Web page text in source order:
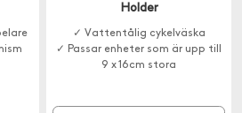
Holder
✓ Vattentålig cykelväska
✓ Passar enheter som är upp till
9 x 16cm stora